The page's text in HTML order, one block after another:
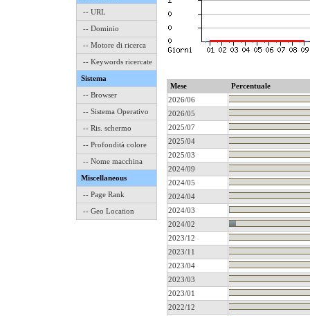
-- URL
-- Dominio
-- Motore di ricerca
-- Keywords ricercate
Sistema
-- Browser
-- Sistema Operativo
-- Ris. schermo
-- Profondità colore
-- Nome macchina
Miscellaneous
-- Page Rank
-- Geo Location
Mese
Percentuale
2026/06
2026/05
2025/07
2025/04
2025/03
2024/09
2024/05
2024/04
2024/03
2024/02
2023/12
2023/11
2023/04
2023/03
2023/01
2022/12